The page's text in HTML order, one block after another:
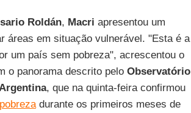
Roldán, Macri apresentou um
áreas em situação vulnerável. "Esta é a
um país sem pobreza", acrescentou o
o panorama descrito pelo Observatório
, que na quinta-feira confirmou
durante os primeiros meses de